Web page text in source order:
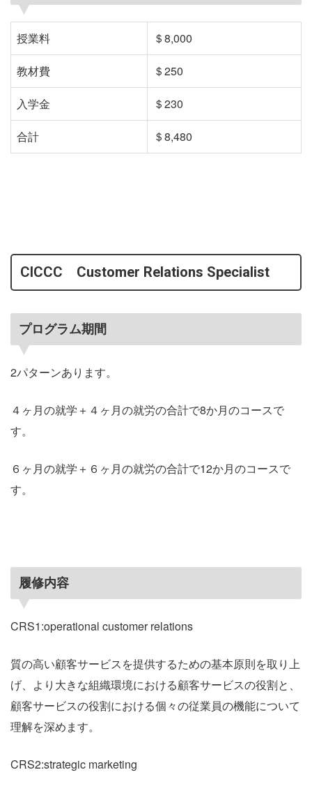
授業料 ＄8,000
教材費 ＄250
入学金 ＄230
合計 ＄8,480
CICCC Customer Relations Specialist
プログラム期間
2パターンあります。
４ヶ月の就学＋４ヶ月の就労の合計で8か月のコースで
す。
６ヶ月の就学＋６ヶ月の就労の合計で12か月のコースで
す。
履修内容
CRS1:operational customer relations
質の高い顧客サービスを提供するための基本原則を取り上
げ、より大きな組織環境における顧客サービスの役割と、
顧客サービスの役割における個々の従業員の機能について
理解を深めます。
CRS2:strategic marketing